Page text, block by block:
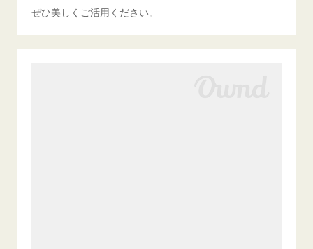
ぜひ美しくご活用ください。